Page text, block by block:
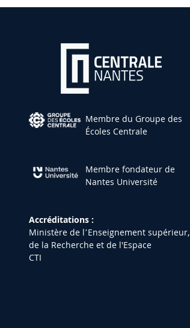
Membre du Groupe des
Écoles Centrale
Membre fondateur de
Nantes Université
Accréditations :
Ministère de lʼEnseignement supérieur,
de la Recherche et de l'Espace
CTI